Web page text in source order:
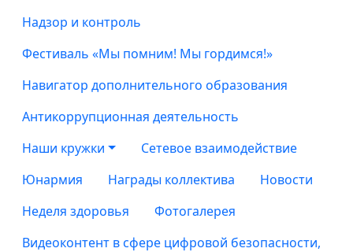
Надзор и контроль
Фестиваль «Мы помним! Мы гордимся!»
Навигатор дополнительного образования
Антикоррупционная деятельность
Наши кружки
Сетевое взаимодействие
Юнармия
Награды коллектива
Новости
Неделя здоровья
Фотогалерея
Видеоконтент в сфере цифровой безопасности,